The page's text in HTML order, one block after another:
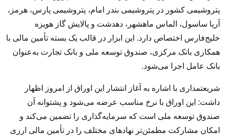
پتروشیمی کشور در پتروشیمی بندر امام، پتروشیمی پارس، هرمز،
آریا ساسول، الماس ماهشهر، دهدشت و پالایش گاز هویزه
خلیج‌فارس اختصاص دارد. این ابزار در قالب یک بسته تأمین مالی با
همکاری بانک مرکزی، صندوق توسعه ملی و بانک تجارت به‌عنوان
بانک عامل اجرا می‌شود.
شریعتمداری با اشاره به آغاز انتشار این اوراق از امروز اظهار
داشت: این اوراق با نرخ مناسب عرضه می‌شود و پشتوانه آن
صندوق توسعه ملی است که سرمایه‌گذاری را تضمین می‌کند و
امکان مشارکت مطمئن‌تر نهادهای مختلف را در تأمین مالی ارزی